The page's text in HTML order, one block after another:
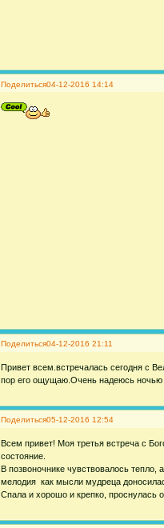
Поделиться04-12-2016 14:14
Поделиться04-12-2016 21:11
Привет всем.встречалась сегодня с
пор его ощущаю.Очень надеюсь ночью
Поделиться05-12-2016 12:54
Всем привет! Моя третья встреча с
состояние.
В позвоночнике чувствовалось тепло,
мелодия как мысли мудреца
Спала и хорошо и крепко, проснулась